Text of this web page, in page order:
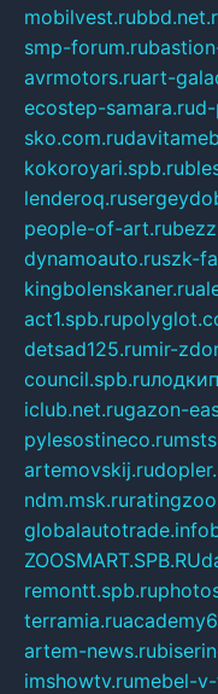
mobilvest.ru
smp-forum.ru
avrmotors.ruart-
ecostep-samara.rud-
sko.com.ru
kokoroyari.spb.ru
lenderoq.ru
people-of-art.ru
dynamoauto.ruszk-
kingbolenskaner.ru
act1.spb.ru
detsad125.rumir-
council.spb.ru
iclub.net.rugazon-
pylesostineco.ru
artemovskij.ru
ndm.msk.ru
globalautotrade.info
ZOOSMART.SPB.RU
remontt.spb.ru
terramia.ru
artem-news.ru
imshowtv.rumebel-